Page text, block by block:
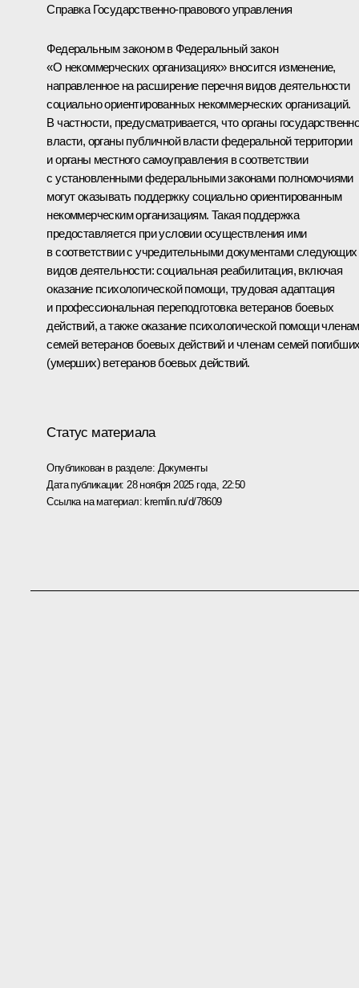
Справка Государственно-правового управления
Федеральным законом в Федеральный закон
«О некоммерческих организациях» вносится изменение,
направленное на расширение перечня видов деятельности
социально ориентированных некоммерческих организаций.
В частности, предусматривается, что органы
власти, органы публичной власти федеральной территории
и органы местного самоуправления в соответствии
с установленными федеральными законами полномочиями
могут оказывать поддержку социально ориентированным
некоммерческим организациям. Такая поддержка
предоставляется при условии осуществления ими
в соответствии с учредительными документами следующих
видов деятельности: социальная реабилитация, включая
оказание психологической помощи, трудовая адаптация
и профессиональная переподготовка ветеранов боевых
действий, а также оказание психологической помощи членам
семей ветеранов боевых действий и членам семей
(умерших) ветеранов боевых действий.
Статус материала
Опубликован в разделе: Документы
Дата публикации: 28 ноября 2025 года, 22:50
Ссылка на материал: kremlin.ru/d/78609